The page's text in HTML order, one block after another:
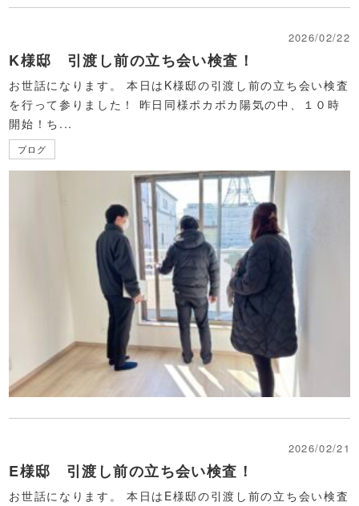
2026/02/22
K様邸 引渡し前の立ち会い検査！
お世話になります。 本日はK様邸の引渡し前の立ち会い検査
を行って参りました！ 昨日同様ポカポカ陽気の中、１０時
開始！ち...
ブログ
2026/02/21
E様邸 引渡し前の立ち会い検査！
お世話になります。 本日はE様邸の引渡し前の立ち会い検査